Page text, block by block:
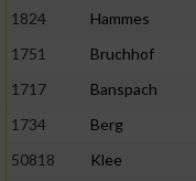
1824
Hammes
1751
Bruchhof
1717
Banspach
1734
Berg
50818
Klee